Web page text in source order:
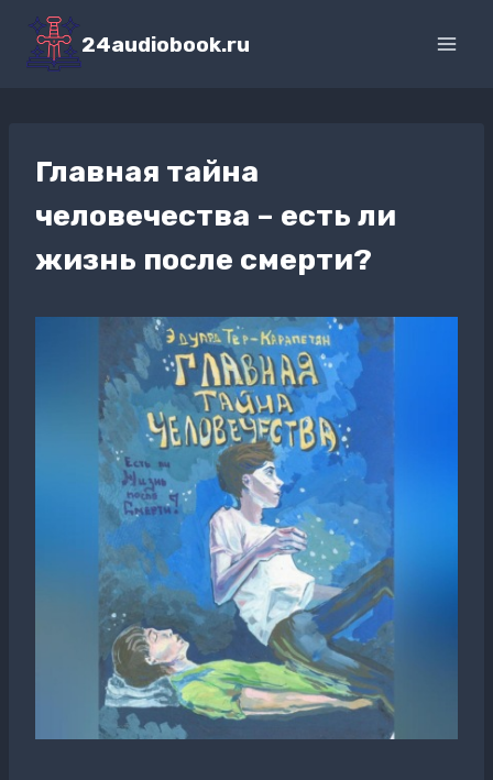
Перейти
содержимому
24audiobook.ru
Главная тайна
человечества – есть ли
жизнь после смерти?